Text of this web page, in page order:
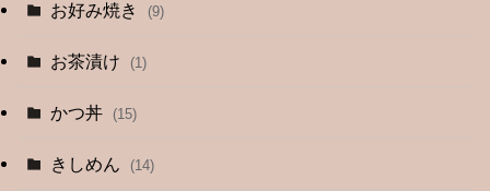
お好み焼き (9)
お茶漬け (1)
かつ丼 (15)
きしめん (14)